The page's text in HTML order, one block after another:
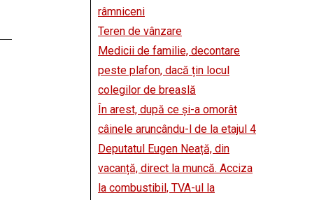
râmniceni
Teren de vânzare
Medicii de familie, decontare
peste plafon, dacă țin locul
colegilor de breaslă
În arest, după ce și-a omorât
câinele aruncându-l de la etajul 4
Deputatul Eugen Neață, din
vacanță, direct la muncă. Acciza
la combustibil, TVA-ul la